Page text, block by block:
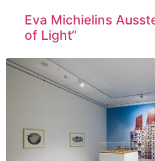
Eva Michielins
of Light“